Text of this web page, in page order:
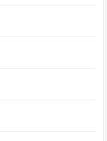
解释
全文